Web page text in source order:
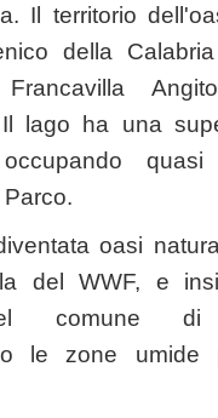
Il territorio
della
Il lago ha una
oasi
del WWF, e
comune di
le zone umide